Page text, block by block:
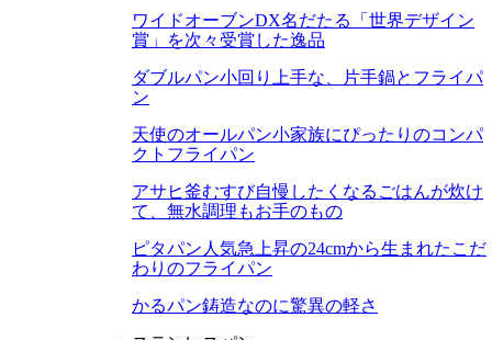
ワイドオーブンDX名だたる「世界デザイン
賞」を次々受賞した逸品
ダブルパン小回り上手な、片手鍋とフライパ
ン
天使のオールパン小家族にぴったりのコンパ
クトフライパン
アサヒ釜むすび自慢したくなるごはんが炊け
て、無水調理もお手のもの
ピタパン 人気急上昇の24cmから生まれたこだ
わりのフライパン
かるパン鋳造なのに驚異の軽さ